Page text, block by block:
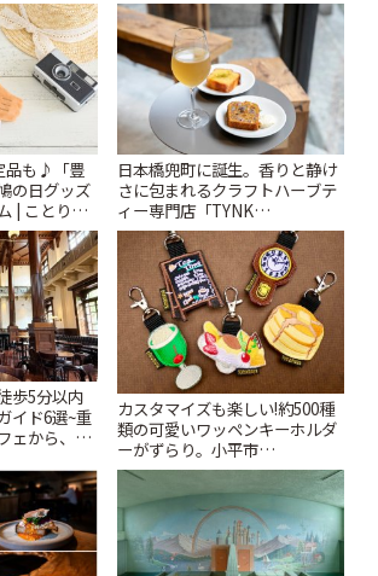
品も♪「豊
の日グッズ
| ことりっ
日本橋兜町に誕生。香りと静け
さに包まれるクラフトハーブテ
ィー専門店「TYNK
Kabutocho」 | ことりっぷ
歩5分以内
イド6選~重
ェから、改
カスタマイズも楽しい!約500種
類の可愛いワッペンキーホルダ
ーがずらり。小平市
「Kimamaya T&K」 | ことりっ